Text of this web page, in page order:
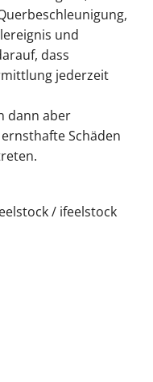
und
dass
jederzeit
dann aber
Schäden
/ ifeelstock